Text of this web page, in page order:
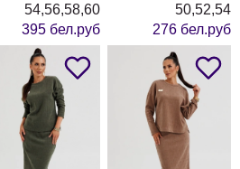
54,56,58,60
395 бел.руб
50,52,54
276 бел.руб